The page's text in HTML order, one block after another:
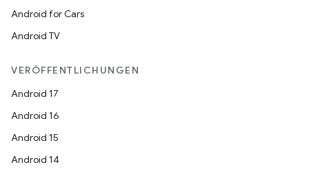
Android for Cars
Android TV
VERÖFFENTLICHUNGEN
Android 17
Android 16
Android 15
Android 14